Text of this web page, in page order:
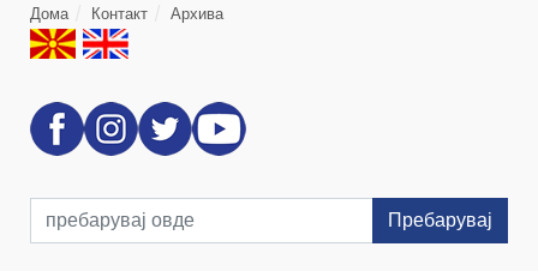
Дома Контакт Архива
Пребарувај